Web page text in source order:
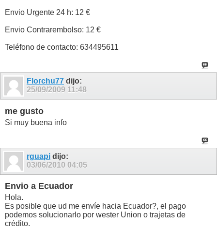
Envio Urgente 24 h: 12 €
Envio Contrarembolso: 12 €
Teléfono de contacto: 634495611
Florchu77 dijo:
25/09/2009 11:48
me gusto
Si muy buena info
rguapi dijo:
03/06/2010 04:05
Envio a Ecuador
Hola.
Es posible que ud me envíe hacia Ecuador?, el pago
podemos solucionarlo por wester Union o trajetas de
crédito.